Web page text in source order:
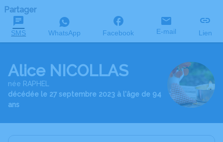
Partager
SMS WhatsApp Facebook E-mail Lien
Alice NICOLLAS
née RAPHEL
décédée le 27 septembre 2023 à l'âge de 94
ans